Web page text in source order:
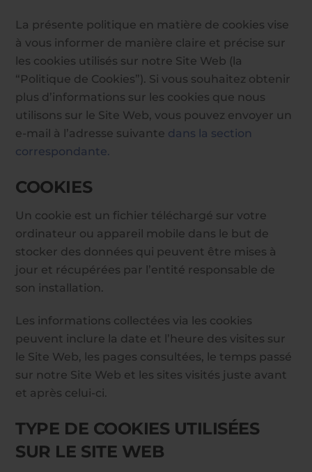
La présente politique en matière de cookies vise
à vous informer de manière claire et précise sur
les cookies utilisés sur notre Site Web (la
“Politique de Cookies”). Si vous souhaitez obtenir
plus d’informations sur les cookies que nous
utilisons sur le Site Web, vous pouvez envoyer un
e-mail à l’adresse suivante dans la section
correspondante.
COOKIES
Un cookie est un fichier téléchargé sur votre
ordinateur ou appareil mobile dans le but de
stocker des données qui peuvent être mises à
jour et récupérées par l’entité responsable de
son installation.
Les informations collectées via les cookies
peuvent inclure la date et l’heure des visites sur
le Site Web, les pages consultées, le temps passé
sur notre Site Web et les sites visités juste avant
et après celui-ci.
TYPE DE COOKIES UTILISÉES
SUR LE SITE WEB